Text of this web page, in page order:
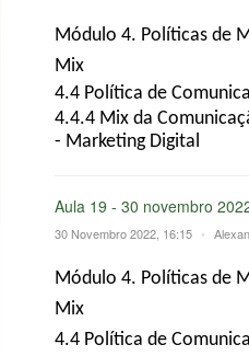
Módulo 4. Políticas de
Mix
4.4 Política de
4.4.4 Mix da
- Marketing Digital
Aula 19 - 30 novembro
30 Novembro 2022, 16:15 •
Módulo 4. Políticas de
Mix
4.4 Política de